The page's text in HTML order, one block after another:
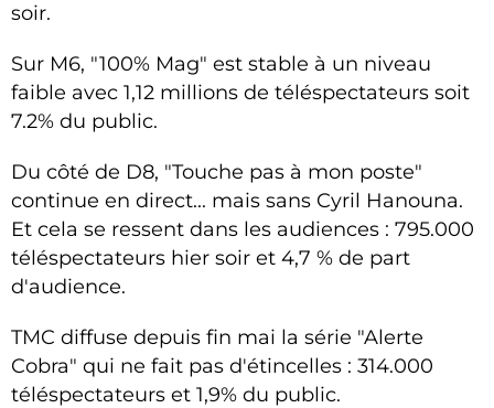
soir.
Sur M6, "100% Mag" est stable à un niveau
faible avec 1,12 millions de téléspectateurs soit
7.2% du public.
Du côté de D8, "Touche pas à mon poste"
continue en direct... mais sans Cyril Hanouna.
Et cela se ressent dans les audiences : 795.000
téléspectateurs hier soir et 4,7 % de part
d'audience.
TMC diffuse depuis fin mai la série "Alerte
Cobra" qui ne fait pas d'étincelles : 314.000
téléspectateurs et 1,9% du public.